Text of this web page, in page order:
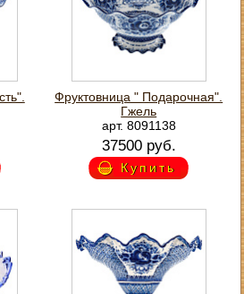
Фруктовница " Подарочная".
Гжель
арт. 8091138
37500 руб.
Купить